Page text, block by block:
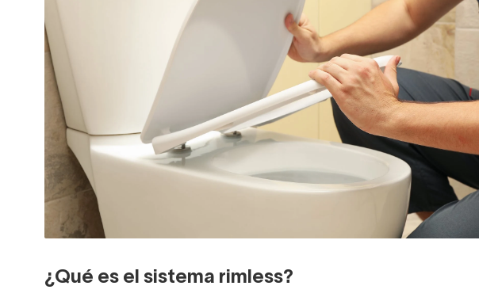
¿Qué es el sistema rimless?